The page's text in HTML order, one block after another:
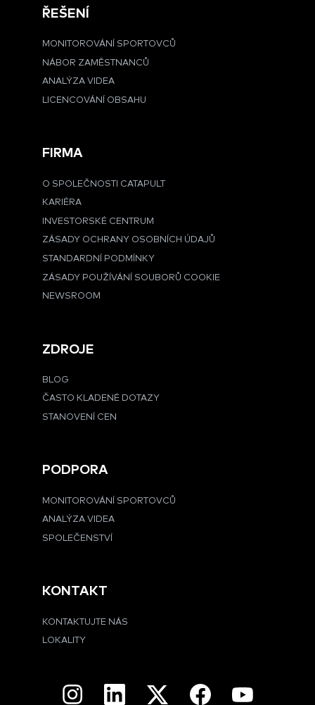
ŘEŠENÍ
MONITOROVÁNÍ SPORTOVCŮ
NÁBOR ZAMĚSTNANCŮ
ANALÝZA VIDEA
LICENCOVÁNÍ OBSAHU
FIRMA
O SPOLEČNOSTI CATAPULT
KARIÉRA
INVESTORSKÉ CENTRUM
ZÁSADY OCHRANY OSOBNÍCH ÚDAJŮ
STANDARDNÍ PODMÍNKY
ZÁSADY POUŽÍVÁNÍ SOUBORŮ COOKIE
NEWSROOM
ZDROJE
BLOG
ČASTO KLADENÉ DOTAZY
STANOVENÍ CEN
PODPORA
MONITOROVÁNÍ SPORTOVCŮ
ANALÝZA VIDEA
SPOLEČENSTVÍ
KONTAKT
KONTAKTUJTE NÁS
LOKALITY